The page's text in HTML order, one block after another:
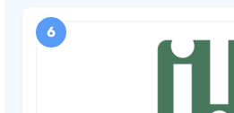
6